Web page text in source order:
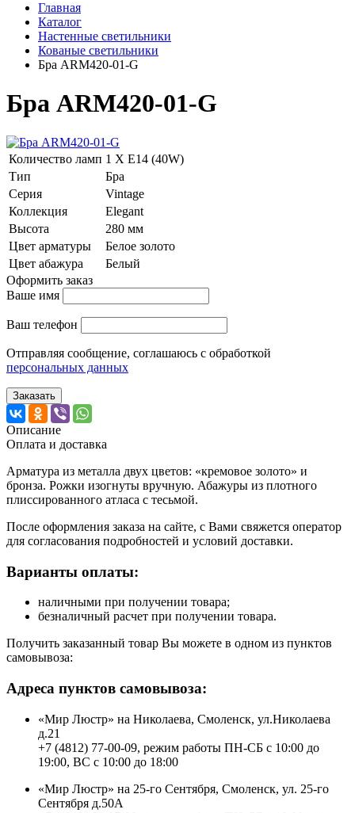
Главная
Каталог
Настенные светильники
Кованые светильники
Бра ARM420-01-G
Бра ARM420-01-G
Количество ламп 1 Х E14 (40W)
Тип
Бра
Серия
Vintage
Коллекция
Elegant
Высота
280 мм
Цвет арматуры
Белое золото
Цвет абажура
Белый
Оформить заказ
Ваше имя
Ваш телефон
Отправляя сообщение, соглашаюсь с обработкой
персональных данных
Заказать
Описание
Оплата и доставка
Арматура из металла двух цветов: «кремовое золото» и
бронза. Рожки изогнуты вручную. Абажуры из плотного
плиссированного атласа с тесьмой.
После оформления заказа на сайте, с Вами свяжется оператор
для согласования подробностей и условий доставки.
Варианты оплаты:
наличными при получении товара;
безналичный расчет при получении товара.
Получить заказанный товар Вы можете в одном из пунктов
самовывоза:
Адреса пунктов самовывоза:
«Мир Люстр» на Николаева, Смоленск, ул.Николаева
д.21
+7 (4812) 77-00-09, режим работы ПН-СБ с 10:00 до
19:00, ВС с 10:00 до 18:00
«Мир Люстр» на 25-го Сентября, Смоленск, ул. 25-го
Сентября д.50А